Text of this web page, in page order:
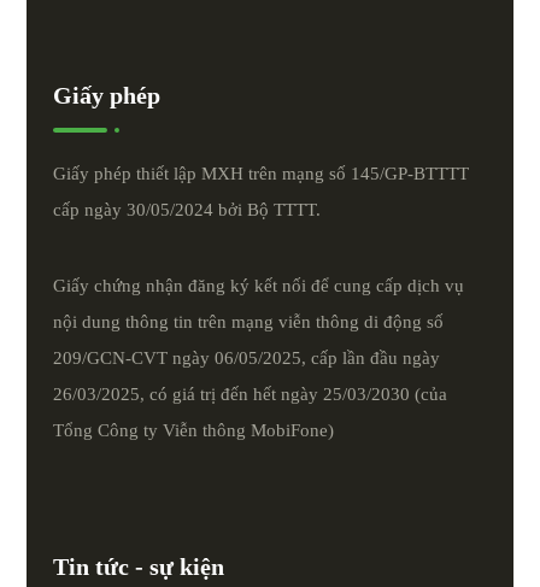
Giấy phép
Giấy phép thiết lập MXH trên mạng số 145/GP-BTTTT
cấp ngày 30/05/2024 bởi Bộ TTTT.
Giấy chứng nhận đăng ký kết nối để cung cấp dịch vụ
nội dung thông tin trên mạng viễn thông di động số
209/GCN-CVT ngày 06/05/2025, cấp lần đầu ngày
26/03/2025, có giá trị đến hết ngày 25/03/2030 (của
Tổng Công ty Viễn thông MobiFone)
Tin tức - sự kiện